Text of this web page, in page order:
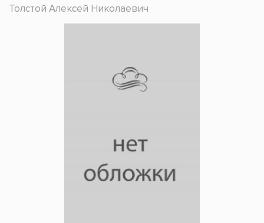
Толстой Алексей Николаевич